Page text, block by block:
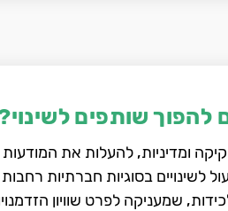
להפוך שותפים
ומדיניות, להעלות את
בסוגיות חברתיות
שמעניקה לפרט שוויון